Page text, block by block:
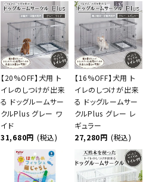
【20%OFF】犬用 ト
イレのしつけが出来
る ドッグルームサー
クルPlus グレー ワ
イド
31,680円 (税込)
【16%OFF】犬用 ト
イレのしつけが出来
る ドッグルームサー
クルPlus グレー レ
ギュラー
27,280円 (税込)